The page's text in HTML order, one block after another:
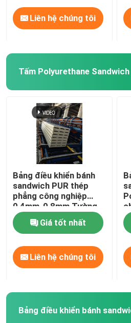
Kho thép chế tạo sẵn
kết cấu thép mô-đun
Rockwool tấm Sandwich
Tấm Polyurethane Sandwich
Bảng điều khiển bánh
Tấm Sandwich bông thủy
Kho thép tiền chế
Tấm ốp kim loại
Thép tấm định hình
Liên hệ chúng tôi
Tấm Polyurethane Sandwich
Bảng điều khiển bánh
sandwich PUR thép
phẳng công nghiệp
0,4mm-0,8mm Tường
nội thất bên ngoài
Giá tốt nhất
Liên hệ chúng tôi